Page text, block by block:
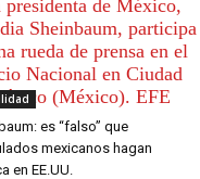
es “falso” que
mexicanos hagan
en EE.UU.